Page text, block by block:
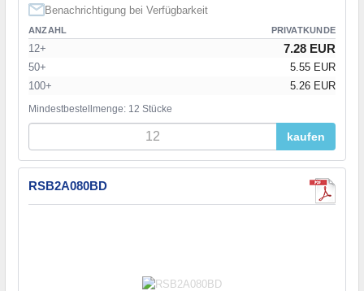
Benachrichtigung bei Verfügbarkeit
ANZAHL PRIVATKUNDE
12+ 7.28 EUR
50+
5.55 EUR
100+
5.26 EUR
Mindestbestellmenge: 12 Stücke
kaufen
RSB2A080BD